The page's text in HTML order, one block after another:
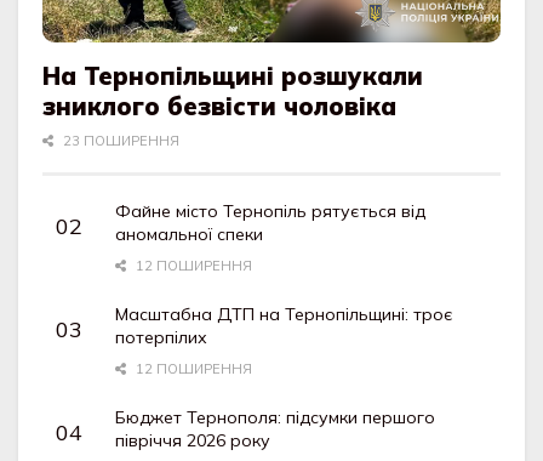
На Тернопільщині розшукали
зниклого безвісти чоловіка
23 ПОШИРЕННЯ
Файне місто Тернопіль рятується від
аномальної спеки
12 ПОШИРЕННЯ
Масштабна ДТП на Тернопільщині: троє
потерпілих
12 ПОШИРЕННЯ
Бюджет Тернополя: підсумки першого
півріччя 2026 року